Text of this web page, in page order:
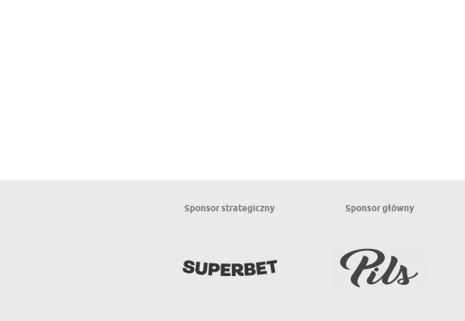
Sponsor strategiczny Sponsor główny